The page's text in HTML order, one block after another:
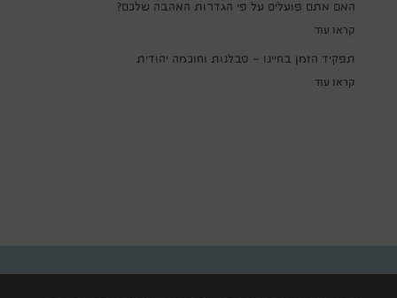
האם אתם פועלים על פי הגדרות האהבה שלכם?
קראו עוד
תפקיד הזמן בחיינו – סבלנות וחוכמה יהודית
קראו עוד